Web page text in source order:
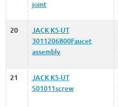
joint
20
JACK K5-UT
3011206800Faucet
assembly
21
JACK K5-UT
S01011screw